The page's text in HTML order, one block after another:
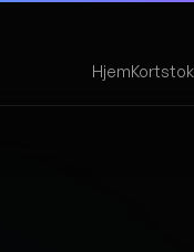
Hjem